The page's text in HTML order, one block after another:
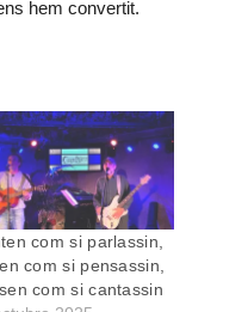
hem convertit.
com si parlassin,
com si pensassin,
com si cantassin